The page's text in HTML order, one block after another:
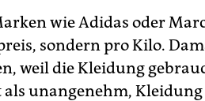
wie Adidas oder
sondern pro Kilo.
weil die Kleidung
als unangenehm,